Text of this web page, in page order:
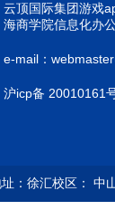
云顶国际集团游戏
海商学院信息化办
e-mail：
沪icp备 20010161
：徐汇校区： 中